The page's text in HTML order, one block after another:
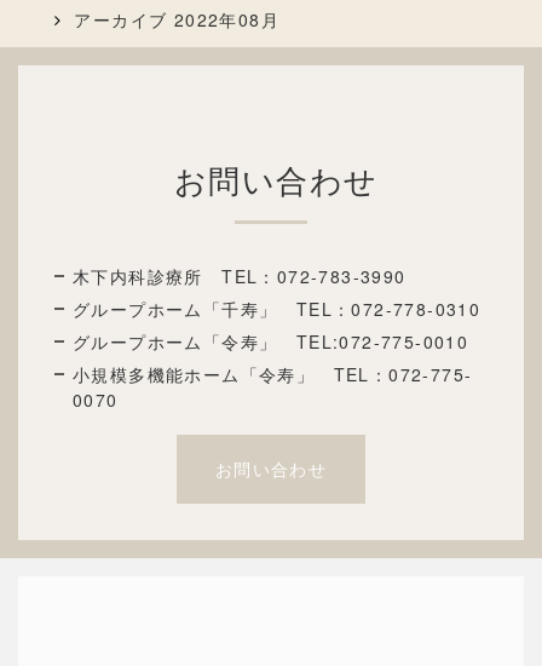
アーカイブ 2022年08月
お問い合わせ
木下内科診療所 TEL： 072-783-3990
グループホーム「千寿」 TEL：072-778-0310
グループホーム「令寿」 TEL:072-775-0010
小規模多機能ホーム「令寿」 TEL：072-775-
0070
お問い合わせ